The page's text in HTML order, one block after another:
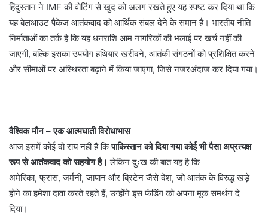
हिंदुस्तान ने IMF की वोटिंग से खुद को अलग रखते हुए यह स्पष्ट कर दिया था कि
यह बेलआउट पैकेज आतंकवाद को आर्थिक संबल देने के समान है। भारतीय नीति
निर्माताओं का तर्क है कि यह धनराशि आम नागरिकों की भलाई पर खर्च नहीं की
जाएगी, बल्कि इसका उपयोग हथियार खरीदने, आतंकी संगठनों को प्रशिक्षित करने
और सीमाओं पर अस्थिरता बढ़ाने में किया जाएगा, जिसे नजरअंदाज कर दिया गया।
वैश्विक मौन – एक आत्मघाती विरोधाभास
आज इसमें कोई दो राय नहीं है किपाकिस्तान को दिया गया कोई भी पैसा अप्रत्यक्ष
रूप से आतंकवाद को सहयोग है।लेकिन दुःख की बात यह है कि
अमेरिका, फ्रांस, जर्मनी, जापान और ब्रिटेन जैसे देश, जो आतंक के विरुद्ध खड़े
होने का हमेशा दावा करते रहते हैं, उन्होंने इस फंडिंग को अपना मूक समर्थन दे
दिया।